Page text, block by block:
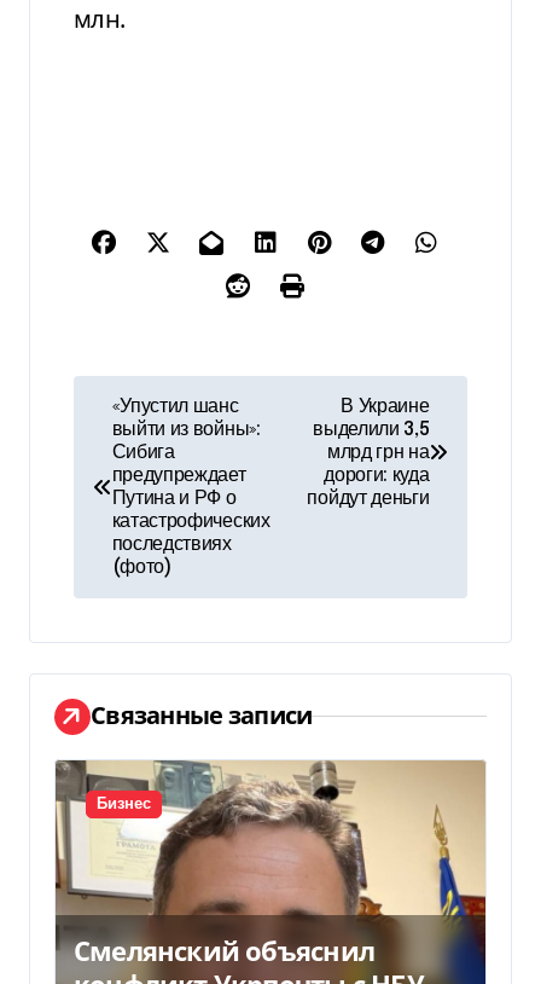
млн.
в
г
а
ц
и
я
о
з
«Упустил шанс
выйти из войны»:
Сибига
предупреждает
Путина и РФ о
катастрофических
последствиях
(фото)
В Украине
выделили 3,5
млрд грн на
дороги: куда
пойдут деньги
Связанные записи
Бизнес
Смелянский объяснил